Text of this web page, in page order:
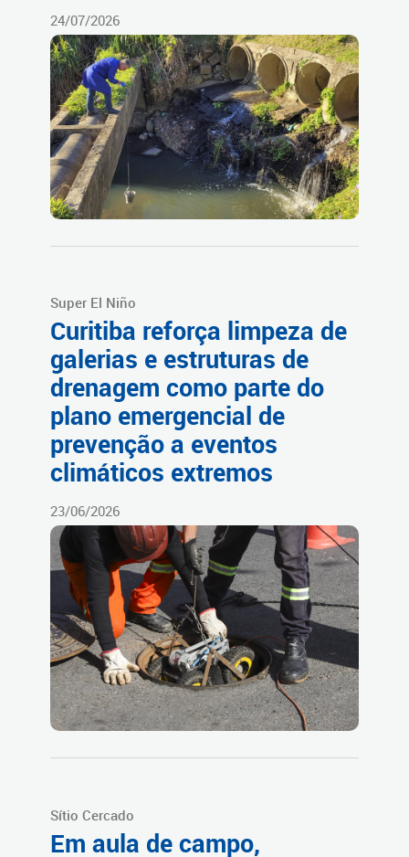
24/07/2026
Super El Niño
Curitiba reforça limpeza de
galerias e estruturas de
drenagem como parte do
plano emergencial de
prevenção a eventos
climáticos extremos
23/06/2026
Sítio Cercado
Em aula de campo,